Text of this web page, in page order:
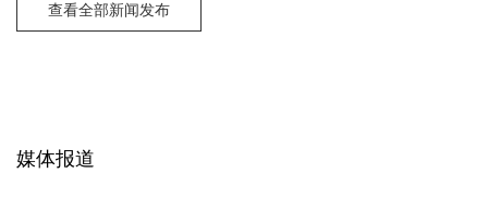
查看全部新闻发布
媒体报道